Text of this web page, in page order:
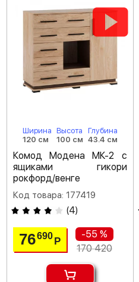
Ширина
120 см
Высота
100 см
Глубина
43.4 см
Комод Модена МК-2 с
ящиками гикори
рокфорд/венге
Код товара: 177419
(4)
76690Р
-55 %
170 420